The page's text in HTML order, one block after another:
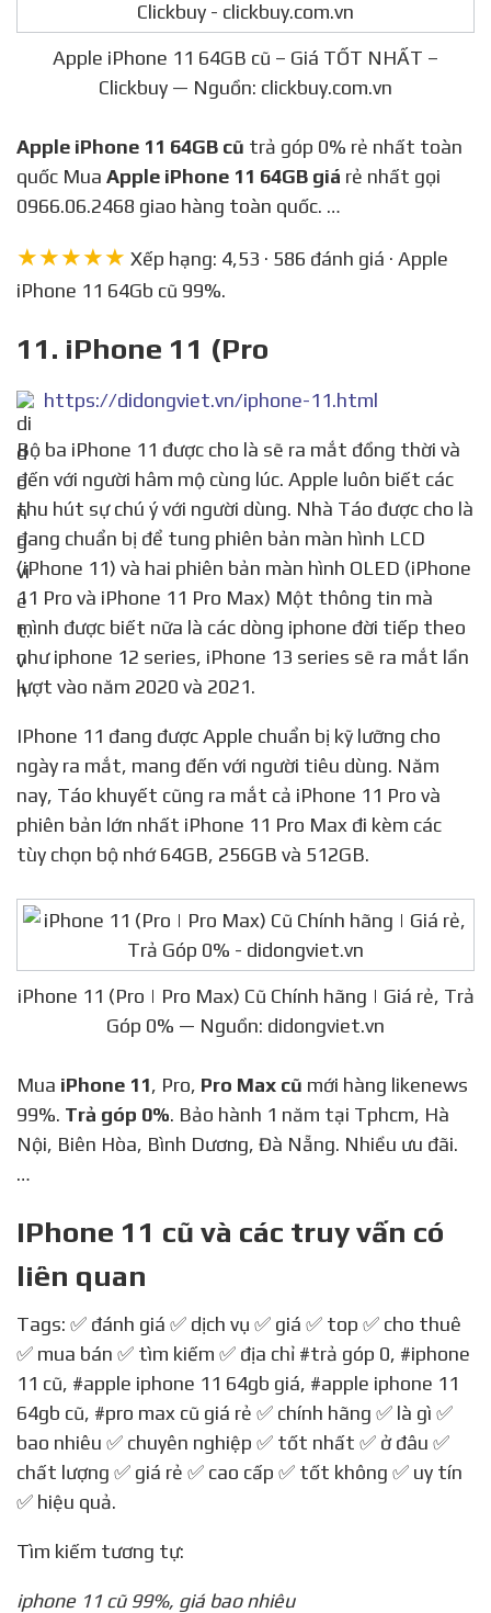
Apple iPhone 11 64GB cũ – Giá TỐT NHẤT –
Clickbuy — Nguồn: clickbuy.com.vn
Apple iPhone 11 64GB cũ trả góp 0% rẻ nhất toàn
quốc Mua Apple iPhone 11 64GB giá rẻ nhất gọi
0966.06.2468 giao hàng toàn quốc. …
★★★★★ Xếp hạng: 4,53 · 586 đánh giá · Apple
iPhone 11 64Gb cũ 99%.
11. iPhone 11 (Pro
https://didongviet.vn/iphone-11.html
Bộ ba iPhone 11 được cho là sẽ ra mắt đồng thời và
đến với người hâm mộ cùng lúc. Apple luôn biết các
thu hút sự chú ý với người dùng. Nhà Táo được cho là
đang chuẩn bị để tung phiên bản màn hình LCD
(iPhone 11) và hai phiên bản màn hình OLED (iPhone
11 Pro và iPhone 11 Pro Max) Một thông tin mà
mình được biết nữa là các dòng iphone đời tiếp theo
như iphone 12 series, iPhone 13 series sẽ ra mắt lần
lượt vào năm 2020 và 2021.
IPhone 11 đang được Apple chuẩn bị kỹ lưỡng cho
ngày ra mắt, mang đến với người tiêu dùng. Năm
nay, Táo khuyết cũng ra mắt cả iPhone 11 Pro và
phiên bản lớn nhất iPhone 11 Pro Max đi kèm các
tùy chọn bộ nhớ 64GB, 256GB và 512GB.
iPhone 11 (Pro | Pro Max) Cũ Chính hãng | Giá rẻ, Trả
Góp 0% — Nguồn: didongviet.vn
Mua iPhone 11, Pro, Pro Max cũ mới hàng likenews
99%. Trả góp 0%. Bảo hành 1 năm tại Tphcm, Hà
Nội, Biên Hòa, Bình Dương, Đà Nẵng. Nhiều ưu đãi.
…
IPhone 11 cũ và các truy vấn có
liên quan
Tags: ✅ đánh giá ✅ dịch vụ ✅ giá ✅ top ✅ cho thuê
✅ mua bán ✅ tìm kiếm ✅ địa chỉ #trả góp 0, #iphone
11 cũ, #apple iphone 11 64gb giá, #apple iphone 11
64gb cũ, #pro max cũ giá rẻ ✅ chính hãng ✅ là gì ✅
bao nhiêu ✅ chuyên nghiệp ✅ tốt nhất ✅ ở đâu ✅
chất lượng ✅ giá rẻ ✅ cao cấp ✅ tốt không ✅ uy tín
✅ hiệu quả.
Tìm kiếm tương tự:
iphone 11 cũ 99%, giá bao nhiêu